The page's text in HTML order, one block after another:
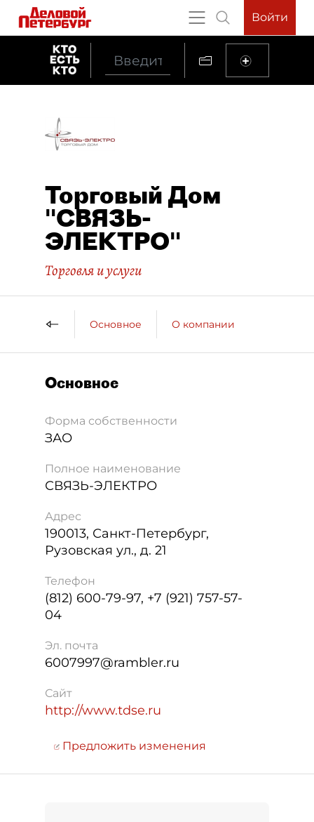
Войти
Торговый Дом
"СВЯЗЬ-
ЭЛЕКТРО"
Торговля и услуги
Основное О компании
Основное
Форма собственности
ЗАО
Полное наименование
СВЯЗЬ-ЭЛЕКТРО
Адрес
190013, Санкт-Петербург,
Рузовская ул., д. 21
Телефон
(812) 600-79-97, +7 (921) 757-57-
04
Эл. почта
6007997@rambler.ru
Сайт
http://www.tdse.ru
Предложить изменения